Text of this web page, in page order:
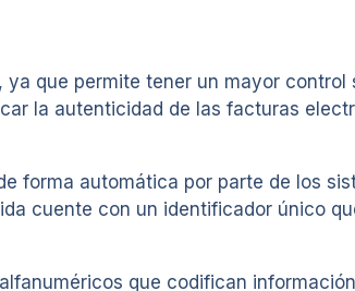
que permite tener un mayor
la autenticidad de las facturas
forma automática por parte de los
cuente con un identificador único
que codifican